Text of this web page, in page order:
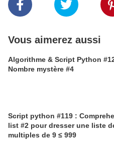
Vous aimerez aussi
Algorithme & Script Python
Nombre mystère #4
Script python #119 :
list #2 pour dresser une liste
multiples de 9 ≤ 999